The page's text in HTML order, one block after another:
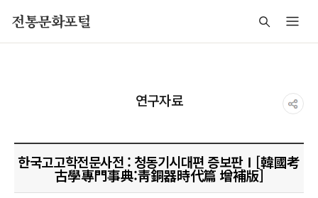
전통문화포털
연구자료
한국고고학전문사전 : 청동기시대편 증보판Ⅰ[韓國考
古學專門事典:靑銅器時代篇 增補版]